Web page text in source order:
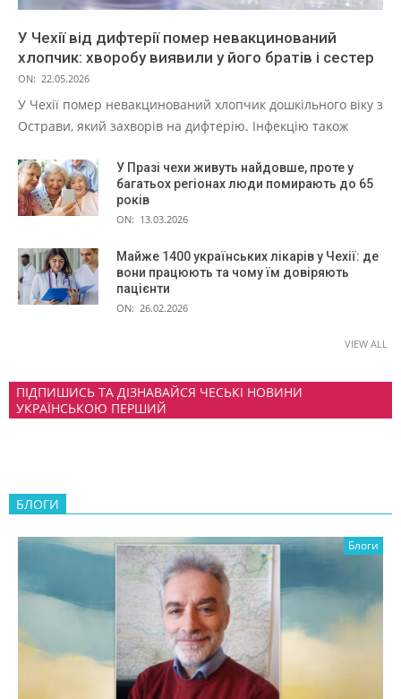
У Чехії від дифтерії помер невакцинований
хлопчик: хворобу виявили у його братів і сестер
ON: 22.05.2026
У Чехії помер невакцинований хлопчик дошкільного віку з
Острави, який захворів на дифтерію. Інфекцію також
У Празі чехи живуть найдовше, проте у
багатьох регіонах люди помирають до 65
років
ON: 13.03.2026
Майже 1400 українських лікарів у Чехії: де
вони працюють та чому їм довіряють
пацієнти
ON: 26.02.2026
VIEW ALL
ПІДПИШИСЬ ТА ДІЗНАВАЙСЯ ЧЕСЬКІ НОВИНИ
УКРАЇНСЬКОЮ ПЕРШИЙ
БЛОГИ
Блоги